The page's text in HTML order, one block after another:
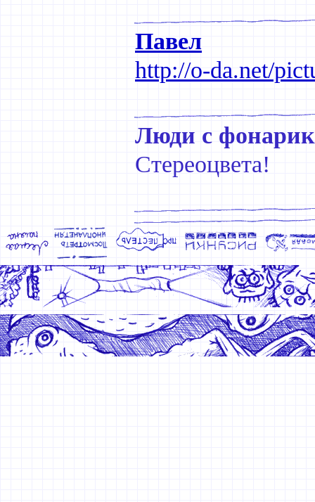
Павел
http://o-da.net/
Люди с
Стереоцвета!